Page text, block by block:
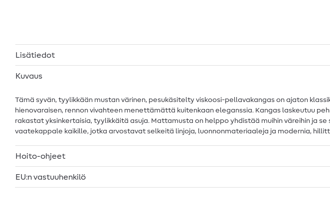
Lisätiedot
Kuvaus
Tämä syvän, tyylikkään mustan värinen, pesukäsitelty viskoosi-pellavakangas on ajaton
hienovaraisen, rennon vivahteen menettämättä kuitenkaan eleganssia. Kangas laskeutuu
rakastat yksinkertaisia, tyylikkäitä asuja. Mattamusta on helppo yhdistää muihin väreihin ja
vaatekappale kaikille, jotka arvostavat selkeitä linjoja, luonnonmateriaaleja ja modernia,
Hoito-ohjeet
EU:n vastuuhenkilö